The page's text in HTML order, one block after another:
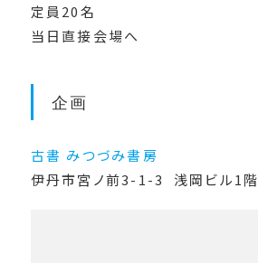
定員20名
当日直接会場へ
企画
古書 みつづみ書房
伊丹市宮ノ前3-1-3 浅岡ビル1階